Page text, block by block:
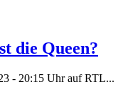
die Queen?
- 20:15 Uhr auf RTL...